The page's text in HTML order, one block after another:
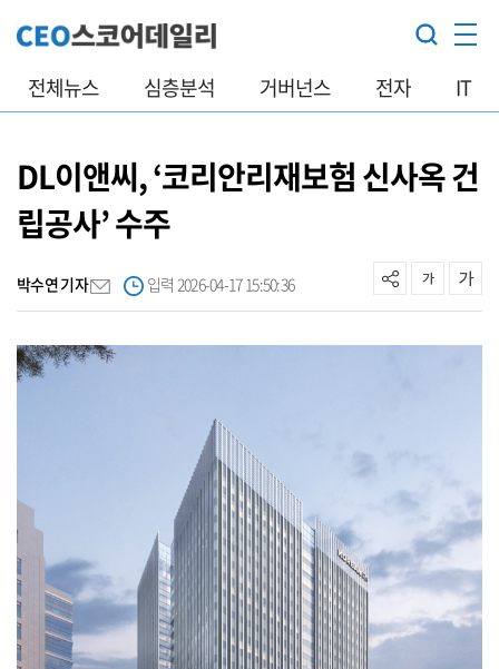
전체뉴스 심층분석 거버넌스 전자 IT
DL이앤씨, ‘코리안리재보험 신사옥 건
립공사’ 수주
박수연 기자 입력 2026-04-17 15:50:36